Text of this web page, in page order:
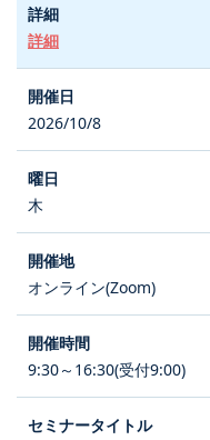
詳細
2026/10/8
木
オンライン(Zoom)
9:30～16:30(受付9:00)